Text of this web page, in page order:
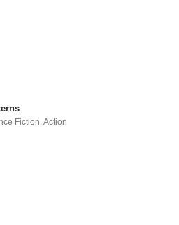
Fiction,Action